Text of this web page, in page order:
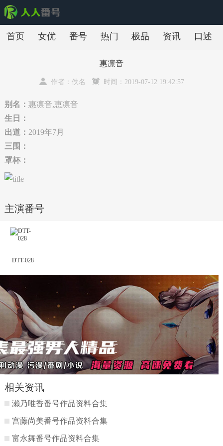
首页 女优 番号 热门 极品 资讯 口述
惠凛音
作者：佚名 时间：2019-07-12 19:42:57
别名： 惠凛音,恵凛音
生日：
出道： 2019年7月
三围：
罩杯：
主演番号
DTT-028
相关资讯
濑乃唯香番号作品资料合集
宫藤尚美番号作品资料合集
富永舞番号作品资料合集